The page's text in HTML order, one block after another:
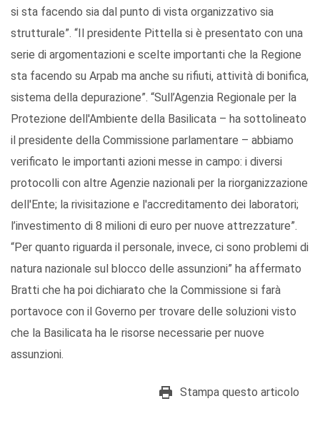
si sta facendo sia dal punto di vista organizzativo sia
strutturale”. “Il presidente Pittella si è presentato con una
serie di argomentazioni e scelte importanti che la Regione
sta facendo su Arpab ma anche su rifiuti, attività di bonifica,
sistema della depurazione”. “Sull’Agenzia Regionale per la
Protezione dell'Ambiente della Basilicata – ha sottolineato
il presidente della Commissione parlamentare – abbiamo
verificato le importanti azioni messe in campo: i diversi
protocolli con altre Agenzie nazionali per la riorganizzazione
dell'Ente; la rivisitazione e l'accreditamento dei laboratori;
l’investimento di 8 milioni di euro per nuove attrezzature”.
“Per quanto riguarda il personale, invece, ci sono problemi di
natura nazionale sul blocco delle assunzioni” ha affermato
Bratti che ha poi dichiarato che la Commissione si farà
portavoce con il Governo per trovare delle soluzioni visto
che la Basilicata ha le risorse necessarie per nuove
assunzioni.
Stampa questo articolo